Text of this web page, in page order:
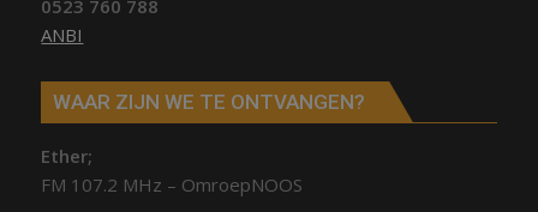
0523 760 788
ANBI
WAAR ZIJN WE TE ONTVANGEN?
Ether;
FM 107.2 MHz – OmroepNOOS